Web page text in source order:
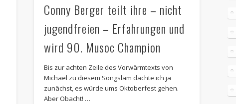
Conny Berger teilt ihre – nicht
jugendfreien – Erfahrungen und
wird 90. Musoc Champion
Bis zur achten Zeile des Vorwärmtexts von
Michael zu diesem Songslam dachte ich ja
zunächst, es würde ums Oktoberfest gehen.
Aber Obacht! …